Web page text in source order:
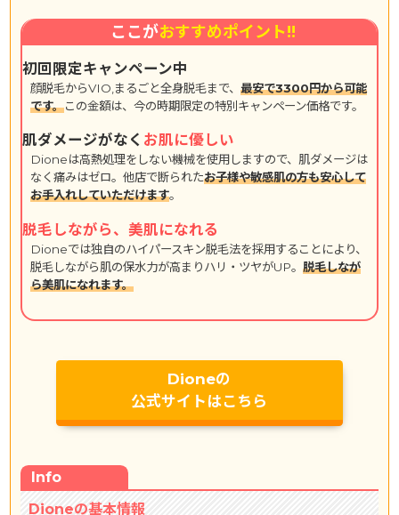
ここがおすすめポイント!!
初回限定キャンペーン中
顔脱毛からVIO,まるごと全身脱毛まで、 最安で3300円から可能
です。この金額は、今の時期限定の特別キャンペーン価格です。
肌ダメージがなく お肌に優しい
Dioneは高熱処理をしない機械を使用しますので、肌ダメージは
なく痛みはゼロ。他店で断られたお子様や敏感肌の方も安心して
お手入れしていただけます。
脱毛しながら、美肌になれる
Dioneでは独自のハイパースキン脱毛法を採用することにより、
脱毛しながら肌の保水力が高まりハリ・ツヤがUP。 脱毛しなが
ら美肌になれます。
Dioneの
公式サイトはこちら
Info
Dioneの基本情報